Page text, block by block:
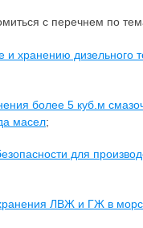
с перечнем по
и хранению дизельного
более 5 куб.м
масел;
для
ЛВЖ и ГЖ в